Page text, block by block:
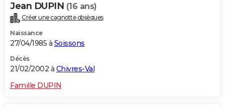
Jean DUPIN (16 ans)
Créer une cagnotte obsèques
Naissance
27/04/1985 à Soissons
Décès
21/02/2002 à Chivres-Val
Famille DUPIN